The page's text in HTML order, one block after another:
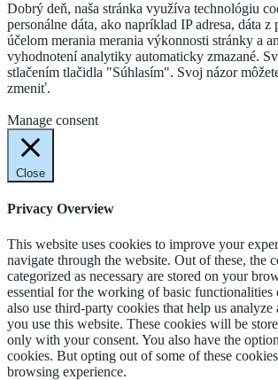
Dobrý deň, naša stránka využíva technológiu
personálne dáta, ako napríklad IP adresa, dáta z
účelom merania merania výkonnosti stránky a
vyhodnotení analytiky automaticky zmazané.
stlačením tlačidla "Súhlasím". Svoj názor
zmeniť.
Manage consent
Close
Privacy Overview
This website uses cookies to improve your
navigate through the website. Out of these, the
categorized as necessary are stored on your
essential for the working of basic functionalities
also use third-party cookies that help us
you use this website. These cookies will be
only with your consent. You also have the
cookies. But opting out of some of these
browsing experience.